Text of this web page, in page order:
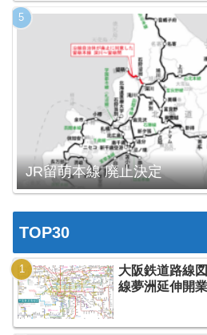
JR留萌本線 廃止決定
TOP30
大阪鉄道路線
線夢洲延伸開業